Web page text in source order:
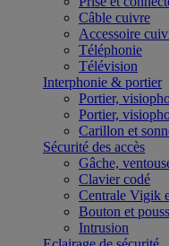
Câble cuivre
Accessoire
Téléphonie
Télévision
Interphonie & portier
Portier,
Portier,
Carillon et
Sécurité des accès
Gâche,
Clavier codé
Centrale Vigik
Bouton et
Intrusion